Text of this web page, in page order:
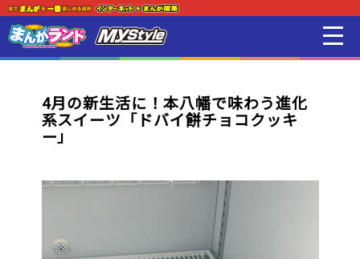
店舗一覧
スマホアプリ紹介
オンラインゲーム
新着・オススメ情報
4月の新生活に！本八幡で味わう進化
系スイーツ「ドバイ餅チョコクッキ
ー」